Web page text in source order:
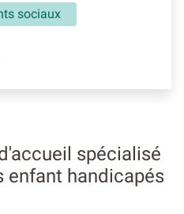
sociaux
spécialisé
enfant handicapés